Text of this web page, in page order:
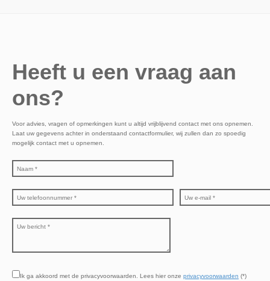
Heeft u een vraag aan
ons?
Voor advies, vragen of opmerkingen kunt u altijd vrijblijvend contact met ons opnemen.
Laat uw gegevens achter in onderstaand contactformulier, wij zullen dan zo spoedig
mogelijk contact met u opnemen.
Ik ga akkoord met de privacyvoorwaarden. Lees hier onze privacyvoorwaarden (*)